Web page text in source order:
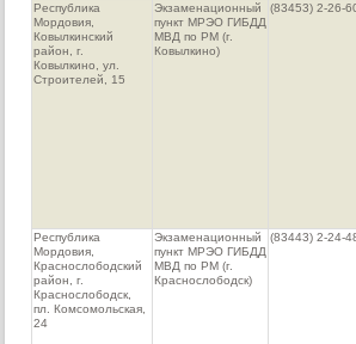
Республика
Мордовия,
Ковылкинский
район, г.
Ковылкино, ул.
Строителей, 15
Экзаменационный
пункт МРЭО ГИБДД
МВД по РМ (г.
Ковылкино)
(83453) 2-26-
Республика
Мордовия,
Краснослободский
район, г.
Краснослободск,
пл. Комсомольская,
24
Экзаменационный
пункт МРЭО ГИБДД
МВД по РМ (г.
Краснослободск)
(83443) 2-24-